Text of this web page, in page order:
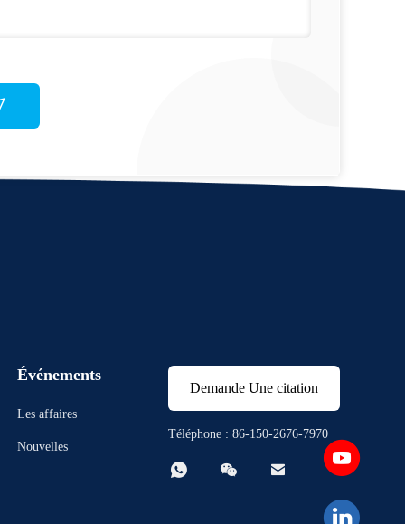
Événements
Les affaires
Nouvelles
Demande Une citation
Téléphone : 86-150-2676-7970
  